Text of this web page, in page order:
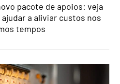
pacote de apoios: veja
a aliviar custos nos
tempos